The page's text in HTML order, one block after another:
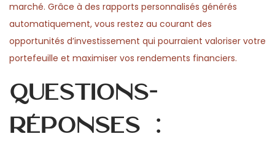
marché. Grâce à des rapports personnalisés générés
automatiquement, vous restez au courant des
opportunités d’investissement qui pourraient valoriser votre
portefeuille et maximiser vos rendements financiers.
Questions-
réponses :